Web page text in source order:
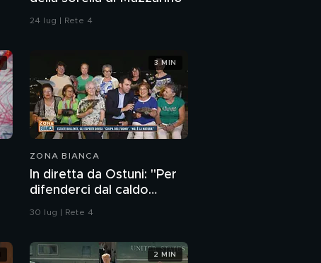
24 lug | Rete 4
ZONA BIANCA
In diretta da Ostuni: "Per
difenderci dal caldo
abbiamo solo i ventagli"
30 lug | Rete 4
3 MIN
2 MIN